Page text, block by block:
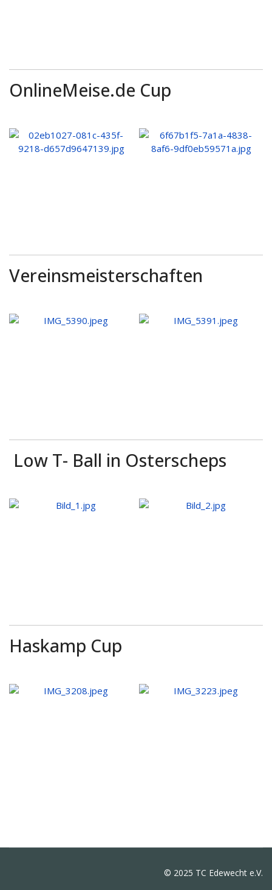
OnlineMeise.de Cup
Vereinsmeisterschaften
Low T- Ball in Osterscheps
Haskamp Cup
© 2025 TC Edewecht e.V.